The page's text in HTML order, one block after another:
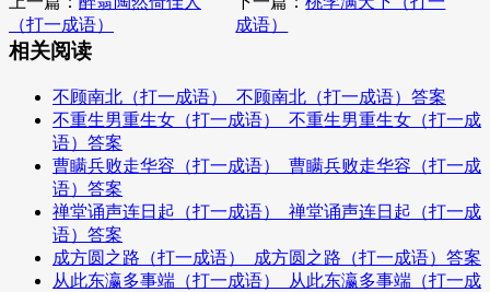
（打一成语）
成语）
相关阅读
不顾南北（打一成语）_不顾南北（打一成语）答案
不重生男重生女（打一成语）_不重生男重生女（打一成
语）答案
曹瞒兵败走华容（打一成语）_曹瞒兵败走华容（打一成
语）答案
禅堂诵声连日起（打一成语）_禅堂诵声连日起（打一成
语）答案
成方圆之路（打一成语）_成方圆之路（打一成语）答案
从此东瀛多事端（打一成语）_从此东瀛多事端（打一成